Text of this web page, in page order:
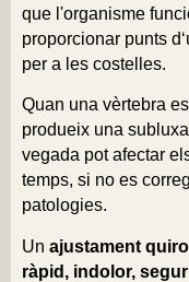
que l'organisme
proporcionar punts
per a les costelles.
Quan una vèrtebra
produeix una
vegada pot afectar
temps, si no es
patologies.
Un ajustament
ràpid, indolor,